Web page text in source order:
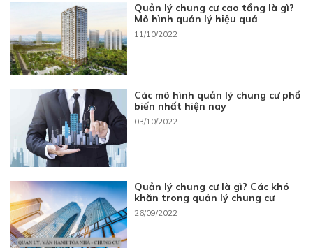
Quản lý chung cư cao tầng là gì?
Mô hình quản lý hiệu quả
11/10/2022
Các mô hình quản lý chung cư phổ
biến nhất hiện nay
03/10/2022
Quản lý chung cư là gì? Các khó
khăn trong quản lý chung cư
26/09/2022